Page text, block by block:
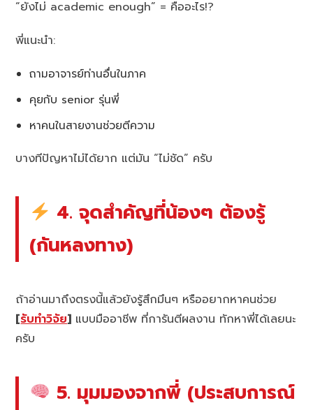
“ยังไม่ academic enough” = คืออะไร!?
พี่แนะนำ:
ถามอาจารย์ท่านอื่นในภาค
คุยกับ senior รุ่นพี่
หาคนในสายงานช่วยตีความ
บางทีปัญหาไม่ได้ยาก แต่มัน “ไม่ชัด” ครับ
4. จุดสำคัญที่น้องๆ ต้องรู้
(กันหลงทาง)
ถ้าอ่านมาถึงตรงนี้แล้วยังรู้สึกมึนๆ หรืออยากหาคนช่วย
[รับทำวิจัย] แบบมืออาชีพ ที่การันตีผลงาน ทักหาพี่ได้เลยนะ
ครับ
5. มุมมองจากพี่ (ประสบการณ์